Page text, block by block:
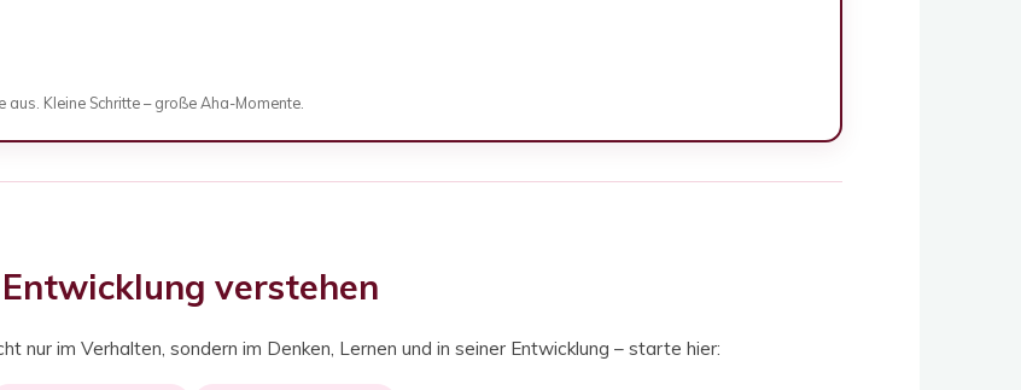
Kleine Schritte – große Aha-Momente.
verstehen
nur im Verhalten, sondern im Denken, Lernen und in seiner Entwicklung – starte hier: